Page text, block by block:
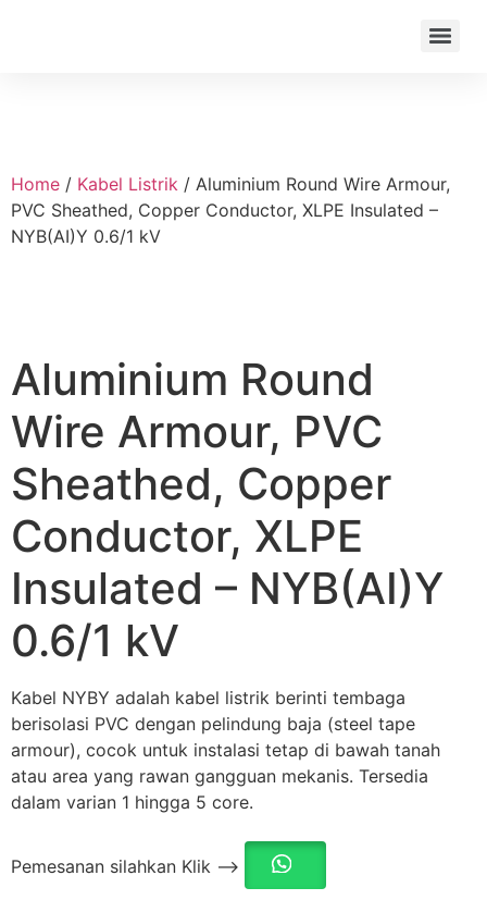
Home / Kabel Listrik / Aluminium Round Wire Armour,
PVC Sheathed, Copper Conductor, XLPE Insulated –
NYB(AI)Y 0.6/1 kV
Aluminium Round
Wire Armour, PVC
Sheathed, Copper
Conductor, XLPE
Insulated – NYB(AI)Y
0.6/1 kV
Kabel NYBY adalah kabel listrik berinti tembaga
berisolasi PVC dengan pelindung baja (steel tape
armour), cocok untuk instalasi tetap di bawah tanah
atau area yang rawan gangguan mekanis. Tersedia
dalam varian 1 hingga 5 core.
Pemesanan silahkan Klik –>